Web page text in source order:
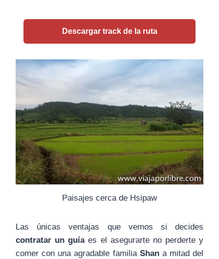
Descargar track de la ruta
Paisajes cerca de Hsipaw
Las únicas ventajas que vemos si decides
contratar un guíaes el asegurarte no perderte y
comer con una agradable familia Shan a mitad del